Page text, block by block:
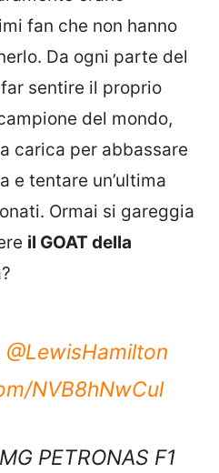
fan che non hanno
Da ogni parte del
sentire il proprio
del mondo,
carica per abbassare
e tentare un’ultima
Ormai si gareggia
il GOAT della
@LewisHamilton
NVB8hNwCul
PETRONAS F1